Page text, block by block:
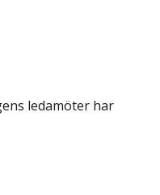
ledamöter har